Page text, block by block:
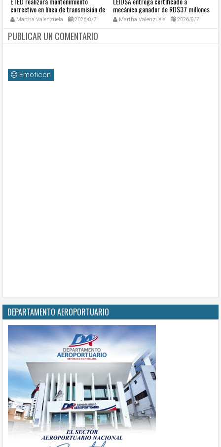
correctivo en línea de transmisión de
la región Sur
Martha Valenzuela 2026/8/7
mecánico ganador de RD$37 millones
con el Loto
Martha Valenzuela 2026/8/7
PUBLICAR UN COMENTARIO
Emoticon
DEPARTAMENTO AEROPORTUARIO